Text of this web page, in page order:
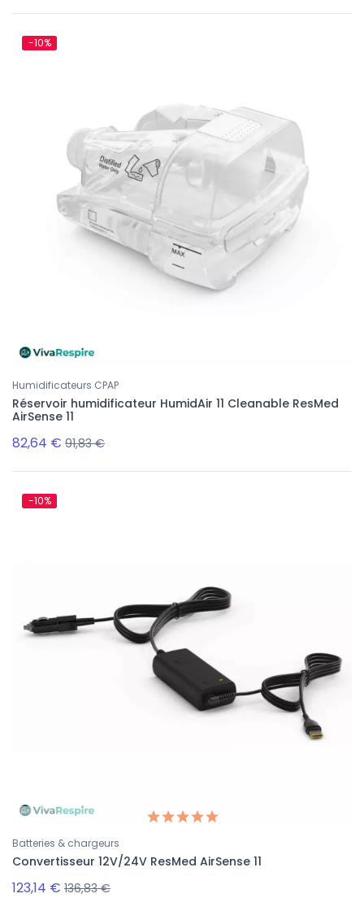
-10%
Humidificateurs CPAP
Réservoir humidificateur HumidAir 11 Cleanable ResMed
AirSense 11
82,64 € 91,83 €
-10%
Batteries & chargeurs
Convertisseur 12V/24V ResMed AirSense 11
123,14 € 136,83 €